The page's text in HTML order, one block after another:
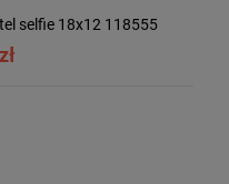
selfie 18x12 118555